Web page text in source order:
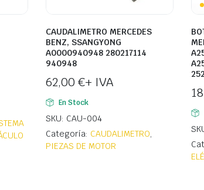
CAUDALIMETRO MERCEDES
BENZ, SSANGYONG
A0000940948 280217114
940948
62,00 €+ IVA
En Stock
SKU: CAU-004
Categoría: CAUDALIMETRO,
PIEZAS DE MOTOR